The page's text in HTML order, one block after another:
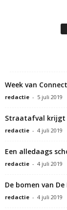
Week van
redactie - 5 juli 2019
Straatafval krijgt
redactie - 4 juli 2019
Een alledaags
redactie - 4 juli 2019
De bomen van
redactie - 4 juli 2019